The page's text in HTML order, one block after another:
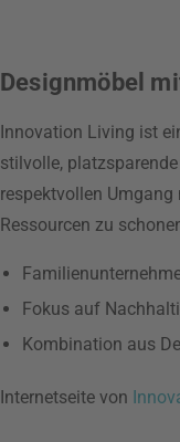
Designmöbel
Innovation Living ist
stilvolle,
respektvollen
Ressourcen zu
Fokus auf
Kombination aus
Internetseite von